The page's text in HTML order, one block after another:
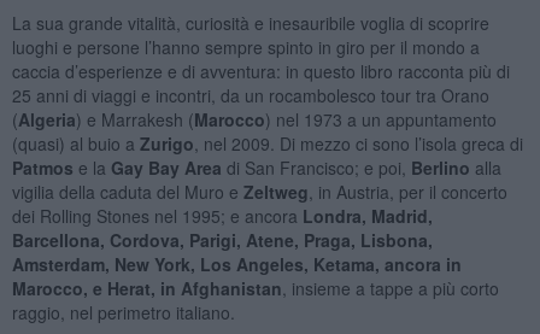
La sua grande vitalità, curiosità e inesauribile voglia di scoprire
luoghi e persone l’hanno sempre spinto in giro per il mondo a
caccia d’esperienze e di avventura: in questo libro racconta più di
25 anni di viaggi e incontri, da un rocambolesco tour tra Orano
(Algeria) e Marrakesh (Marocco) nel 1973 a un appuntamento
(quasi) al buio a Zurigo , nel 2009. Di mezzo ci sono l’isola greca di
Patmos e la Gay Bay Area di San Francisco; e poi, Berlino alla
vigilia della caduta del Muro e Zeltweg , in Austria, per il concerto
dei Rolling Stones nel 1995; e ancora Londra, Madrid,
Barcellona, Cordova, Parigi, Atene, Praga, Lisbona,
Amsterdam, New York, Los Angeles, Ketama, ancora in
Marocco, e Herat, in Afghanistan , insieme a tappe a più corto
raggio, nel perimetro italiano.